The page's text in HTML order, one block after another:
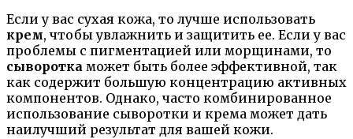
Если у вас сухая кожа, то лучше использовать
крем, чтобы увлажнить и защитить ее. Если у вас
проблемы с пигментацией или морщинами, то
сыворотка может быть более эффективной, так
как содержит большую концентрацию активных
компонентов. Однако, часто комбинированное
использование сыворотки и крема может дать
наилучший результат для вашей кожи.